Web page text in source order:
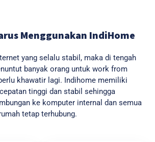
Menggunakan IndiHome
yang selalu stabil, maka di tengah
banyak orang untuk work from
khawatir lagi. Indihome memiliki
tinggi dan stabil sehingga
ke komputer internal dan semua
tetap terhubung.